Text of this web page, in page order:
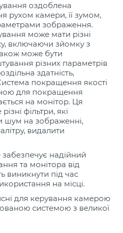
оздоблена
рухом камери, її зумом,
зображення.
може мати різні
включаючи зйомку з
може бути
різних параметрів
здатність,
покращення якості
для покращення
на монітор. Ця
фільтри, які
шум на зображенні,
видалити
надійний
та монітора від
під час
на місці.
для керування камерою
системою з великої